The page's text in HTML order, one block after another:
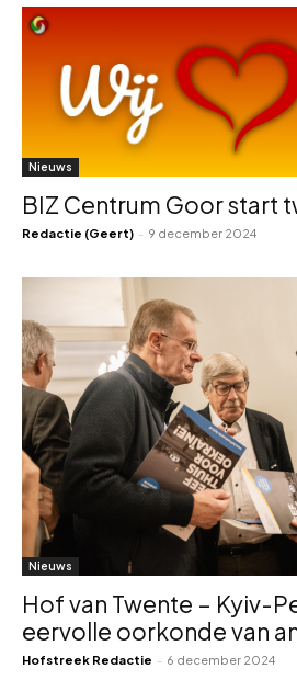
Nieuws
BIZ Centrum Goor start
Redactie (Geert) - 9 december 2024
Nieuws
Hof van Twente – Kyiv-
eervolle oorkonde van
Hofstreek Redactie - 6 december 2024